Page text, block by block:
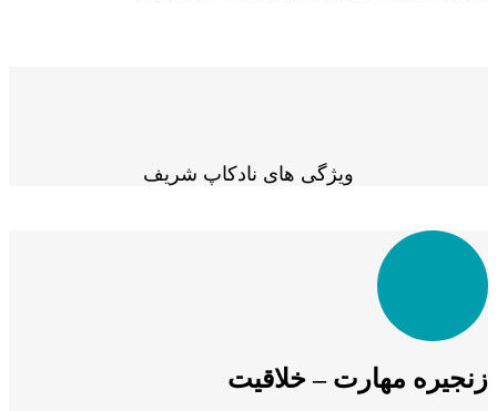
ویژگی های نادکاپ شریف
زنجیره مهارت – خلاقیت